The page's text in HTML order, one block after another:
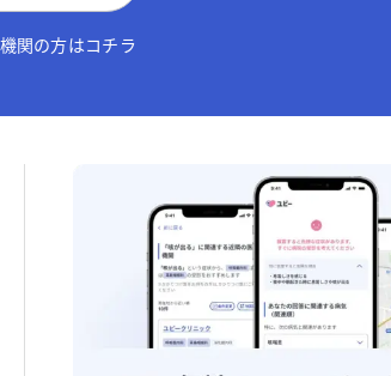
関の方はコチラ